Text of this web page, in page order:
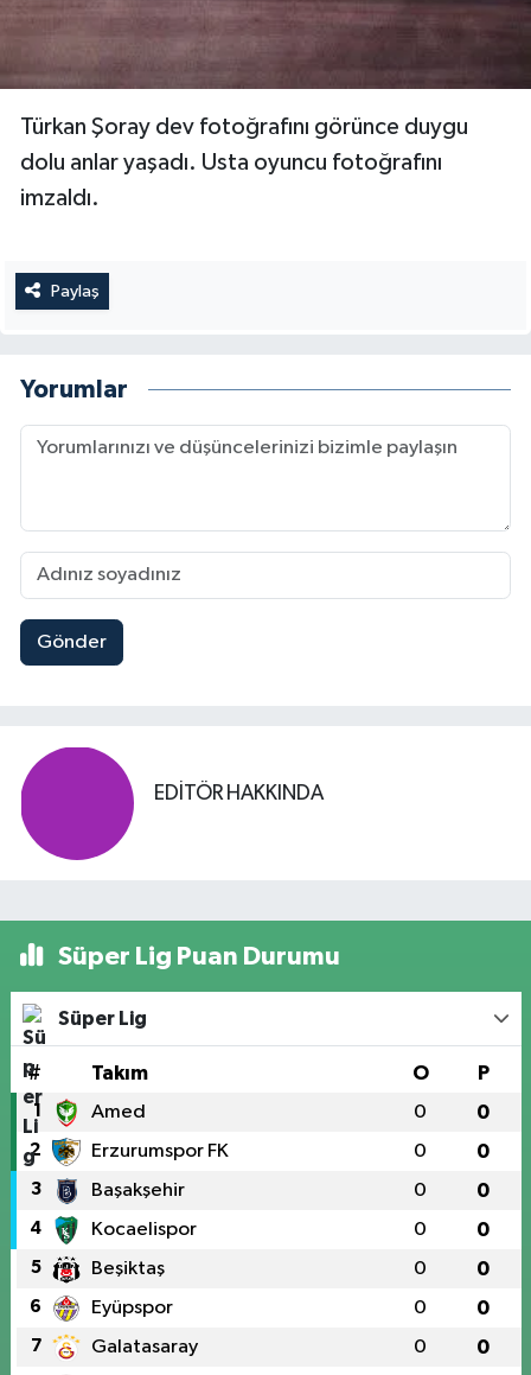
Türkan Şoray dev fotoğrafını görünce duygu
dolu anlar yaşadı. Usta oyuncu fotoğrafını
imzaldı.
Paylaş
Yorumlar
Gönder
EDITÖR HAKKINDA
Süper Lig Puan Durumu
Süper Lig
# Takım O P
1 Amed 0 0
2 Erzurumspor FK 0 0
3 Başakşehir 0 0
4 Kocaelispor 0 0
5 Beşiktaş 0 0
6 Eyüpspor 0 0
7 Galatasaray 0 0